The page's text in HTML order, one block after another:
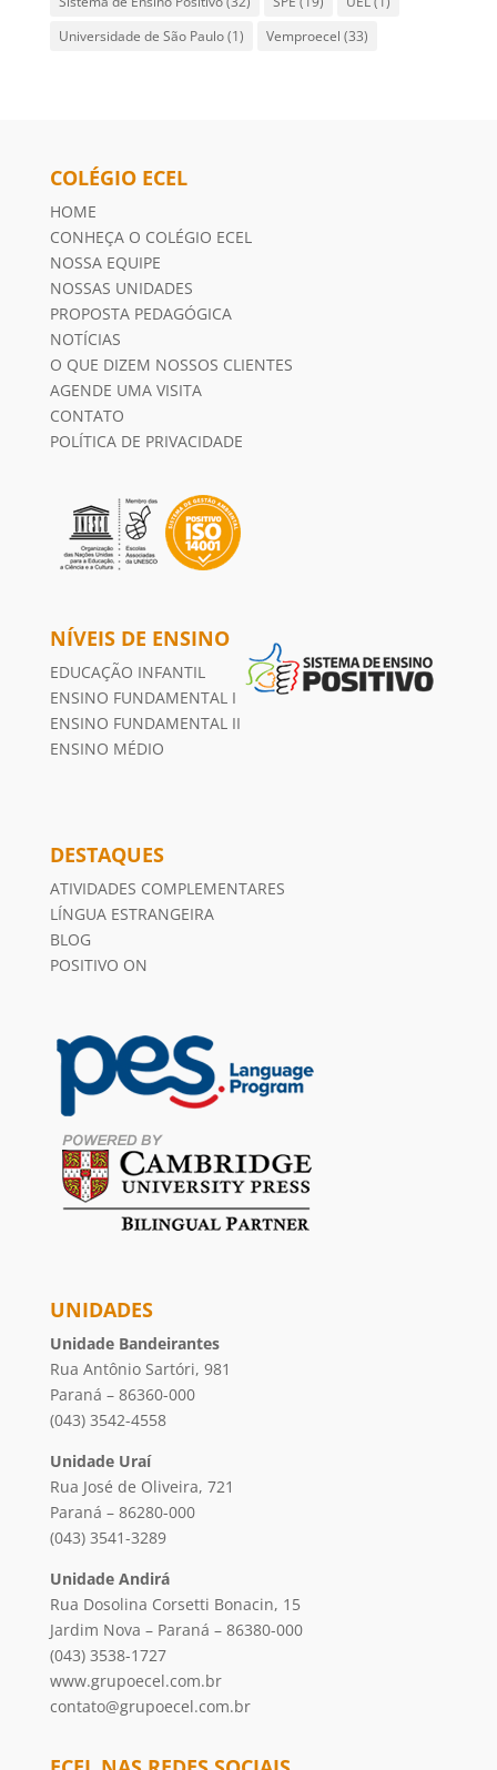
Universidade de São Paulo(1) Vemproecel (33)
COLÉGIO ECEL
HOME
CONHEÇA O COLÉGIO ECEL
NOSSA EQUIPE
NOSSAS UNIDADES
PROPOSTA PEDAGÓGICA
NOTÍCIAS
O QUE DIZEM NOSSOS CLIENTES
AGENDE UMA VISITA
CONTATO
POLÍTICA DE PRIVACIDADE
NÍVEIS DE ENSINO
EDUCAÇÃO INFANTIL
ENSINO FUNDAMENTAL I
ENSINO FUNDAMENTAL II
ENSINO MÉDIO
DESTAQUES
ATIVIDADES COMPLEMENTARES
LÍNGUA ESTRANGEIRA
BLOG
POSITIVO ON
UNIDADES
Unidade Bandeirantes
Rua Antônio Sartóri, 981
Paraná – 86360-000
(043) 3542-4558
Unidade Uraí
Rua José de Oliveira, 721
Paraná – 86280-000
(043) 3541-3289
Unidade Andirá
Rua Dosolina Corsetti Bonacin, 15
Jardim Nova – Paraná – 86380-000
(043) 3538-1727
www.grupoecel.com.br
contato@grupoecel.com.br